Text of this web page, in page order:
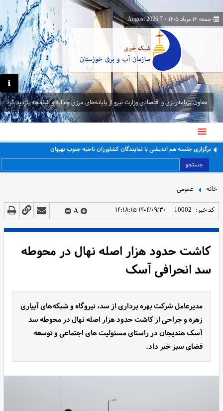
جمعه ۱۶ مرداد ۱۴۰۵ /
7 August 2026
معاون برنامه‌ریزی و اقتصادی وزارت نیرو از پایانه‌های مرزی چذابه و شلمچه بازدید کرد
برگزاری جلسه هم اندیشی با نمایندگان کشاورزان ناحیه جنوب بهبهان
جستجو
خانه عمومی
کد خبر: 10002 ۱۴۰۴/۰۹/۳۰ ۱۴:۱۸:۱۵ A
کاشت حدود هزار اصله نهال در محوطه
سد انحرافی آسک
مدیرعامل شرکت بهره برداری از سد، نیروگاه و شبکه‌های آبیاری
زهره و جراحی از کاشت حدود هزار اصله نهال در محوطه سد
آسک هندیجان در راستای مسئولیت های اجتماعی و توسعه
فضای سبز خبر داد.